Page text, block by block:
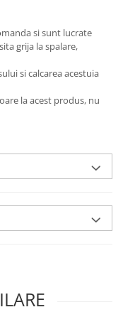
si sunt lucrate
grija la spalare,
si calcarea acestuia
la acest produs, nu